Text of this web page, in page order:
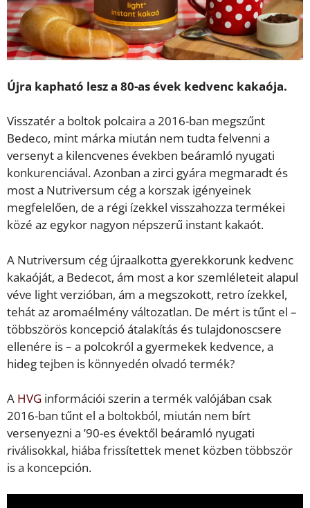
Újra kapható lesz a 80-as évek kedvenc kakaója.
Visszatér a boltok polcaira a 2016-ban megszűnt
Bedeco, mint márka miután nem tudta felvenni a
versenyt a kilencvenes években beáramló nyugati
konkurenciával. Azonban a zirci gyára megmaradt és
most a Nutriversum cég a korszak igényeinek
megfelelően, de a régi ízekkel visszahozza termékei
közé az egykor nagyon népszerű instant kakaót.
A Nutriversum cég újraalkotta gyerekkorunk kedvenc
kakaóját, a Bedecot, ám most a kor szemléleteit alapul
véve light verzióban, ám a megszokott, retro ízekkel,
tehát az aromaélmény változatlan. De mért is tűnt el –
többszörös koncepció átalakítás és tulajdonoscsere
ellenére is – a polcokról a gyermekek kedvence, a
hideg tejben is könnyedén olvadó termék?
A HVG információi szerin a termék valójában csak
2016-ban tűnt el a boltokból, miután nem bírt
versenyezni a ’90-es évektől beáramló nyugati
riválisokkal, hiába frissítettek menet közben többször
is a koncepción.